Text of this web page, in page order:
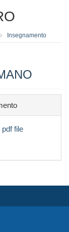
Insegnamento
file